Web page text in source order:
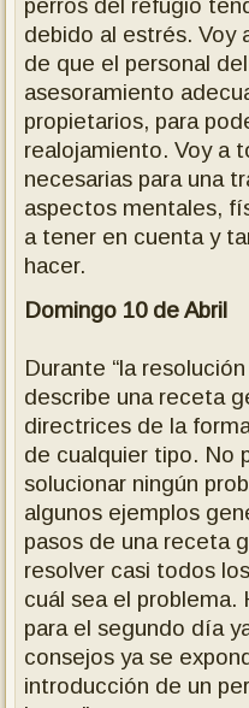
debido al estrés.Voy
de que el personal
asesoramiento
propietarios, para
realojamiento.Voy a
necesarias para una
aspectos mentales,
a tener en cuenta y
hacer.
Domingo 10 de Abril
Durante “la
describe una receta
directrices de la
de cualquier tipo. No
solucionar ningún
algunos ejemplos
pasos de una receta
resolver casi todos
cuál sea el problema.
para el segundo día
consejos ya se
introducción de un